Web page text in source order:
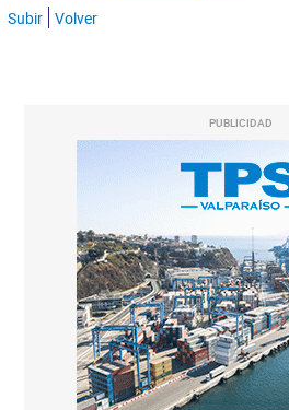
Subir Volver
PUBLICIDAD